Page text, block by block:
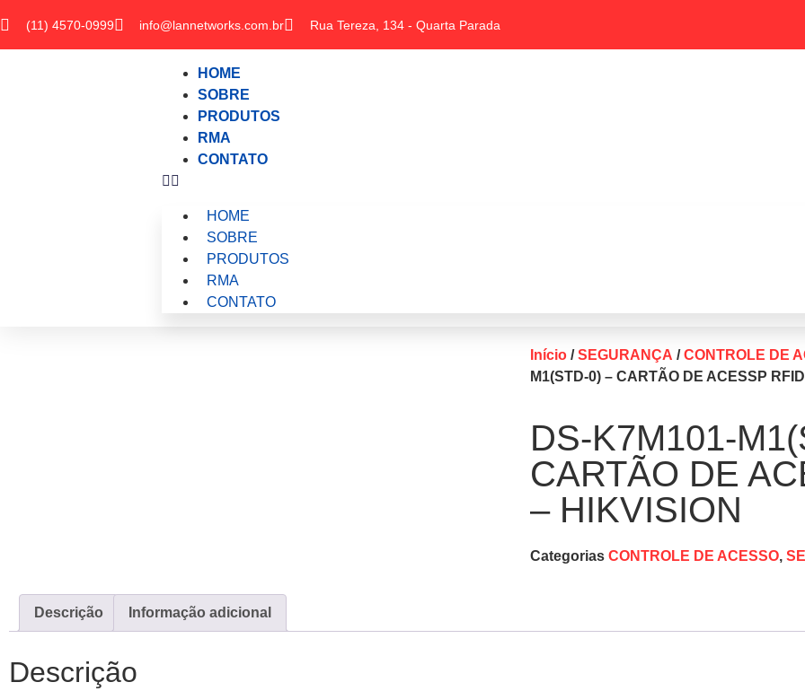
(11) 4570-0999 info@lannetworks.com.br Rua Tereza, 134 - Quarta Parada
HOME
SOBRE
PRODUTOS
RMA
CONTATO
HOME
SOBRE
PRODUTOS
RMA
CONTATO
Início /SEGURANÇA /CONTROLE DE
M1(STD-0) – CARTÃO DE ACESSP
DS-K7M101-
CARTÃO DE
– HIKVISION
Categorias CONTROLE DE ACESSO,
Descrição Informação adicional
Descrição